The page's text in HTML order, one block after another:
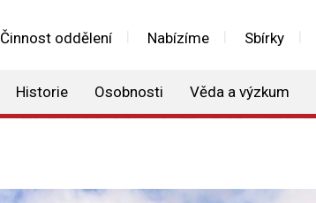
Činnost oddělení Nabízíme Sbírky
Historie Osobnosti Věda a výzkum